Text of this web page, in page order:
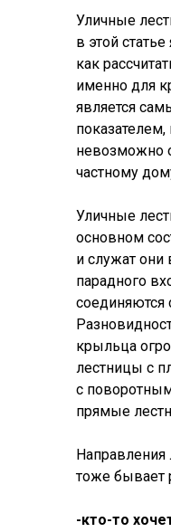
Уличные
в этой
как
именно для
является
показателем,
невозможно
частному
Уличные
основном
и служат
парадного
соединяются
крыльца
лестницы с
с
прямые
тоже бывает
-кто-то